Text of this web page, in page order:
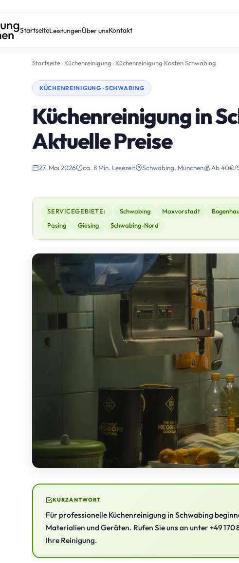
StartseiteLeistungenÜber unsKontakt
Startseite› Küchenreinigung › Küchenreinigung Kosten Schwabing
KÜCHENREINIGUNG · SCHWABING
Küchenreinigung in
Aktuelle Preise
27. Mai 2026 ca. 8 Min. Lesezeit Schwabing, München💰 Ab 40€/
SERVICEGEBIETE: Schwabing Maxvorstadt
Pasing
Giesing Schwabing-Nord
KURZANTWORT
Für professionelle Küchenreinigung in Schwabing
Materialien und Geräten. Rufen Sie uns an unter +49
Ihre Reinigung.